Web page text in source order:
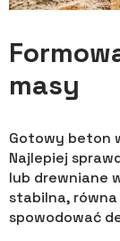
masy
Gotowy beton
Najlepiej
lub drewniane
stabilna,
spowodować